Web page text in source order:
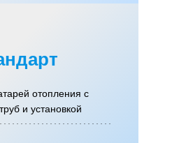
отопления с
и установкой